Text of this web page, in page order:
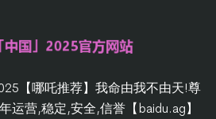
【哪吒推荐】我命由我不由天!尊
运营,稳定,安全,信誉【baidu.ag】